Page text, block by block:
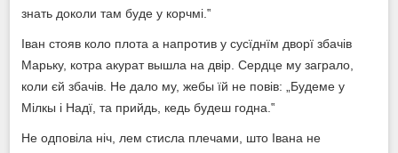
знать доколи там буде у корчмі.‟
Іван стояв коло плота а напротив у сусїднїм дворї збачів
Марьку, котра акурат вышла на двір. Сердце му заграло,
коли єй збачів. Не дало му, жебы їй не повів: „Будеме у
Мілкы і Надї, та прийдь, кедь будеш годна.‟
Не одповіла ніч, лем стисла плечами, што Івана не